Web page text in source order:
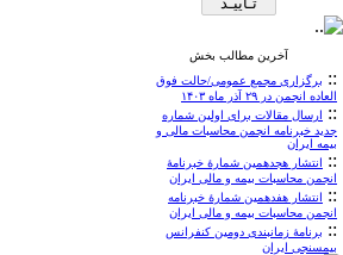
آخرین مطالب بخش
:: برگزاری مجمع عمومی/حالت فوق
العاده انجمن در ۲۹ آذر ماه ۱۴۰۳
:: ارسال مقالات برای اولین شماره
جدید خبرنامه انجمن محاسبات مالی و
بیمه ایران
:: انتشار هجدهمین شمارۀ خبرنامۀ
انجمن محاسبات بیمه و مالی ایران
:: انتشار هفدهمین شمارۀ خبرنامه
انجمن محاسبات بیمه و مالی ایران
:: برنامۀ زمانبندی دومین کنفرانس
بیمسنجی ایران